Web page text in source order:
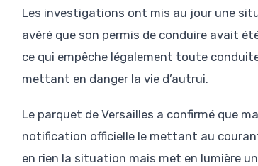
Les investigations ont mis au jour une
avéré que son permis de conduire avait
ce qui empêche légalement toute
mettant en danger la vie d’autrui.
Le parquet de Versailles a confirmé que
notification officielle le mettant au
en rien la situation mais met en lumière